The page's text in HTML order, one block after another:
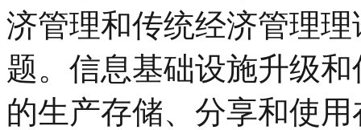
济管理和传统经济管理
题。信息基础设施升级
的生产存储、分享和使